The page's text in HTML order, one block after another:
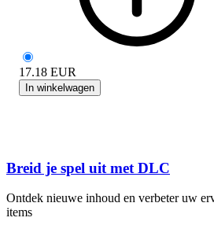
17.18 EUR
In winkelwagen
Breid je spel uit met DLC
Ontdek nieuwe inhoud en verbeter uw
items